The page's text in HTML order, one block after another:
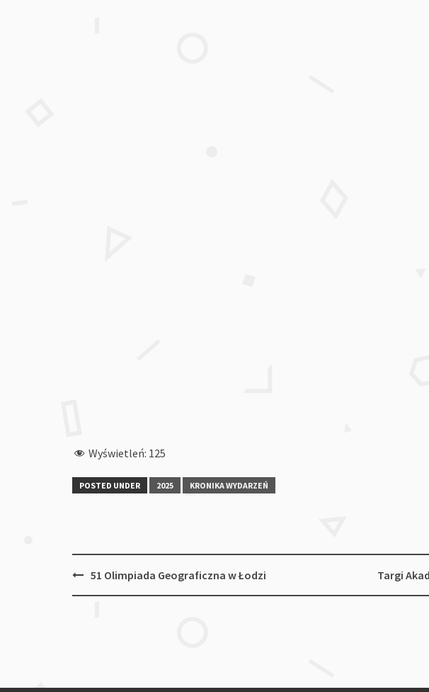
Wyświetleń: 125
POSTED UNDER 2025 KRONIKA WYDARZEŃ
Post51 Olimpiada Geograficzna w Łodzi Targi